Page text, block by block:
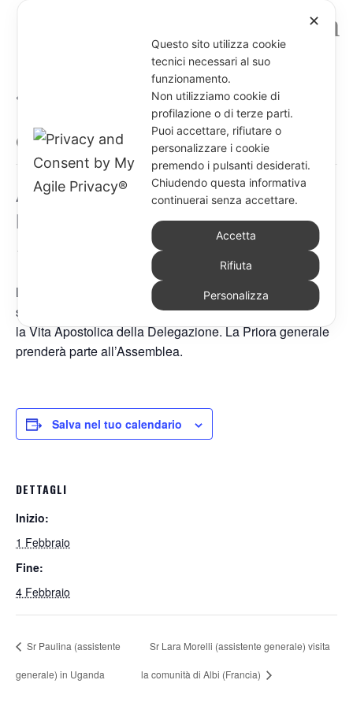
« Tutti gli Eventi
Questo evento è passato.
Assemblea Annuale della
Delegazione di Uganda
1 Febbraio 4 Febbraio
Le suore delle 3 comunità della Delegazione di Uganda
si riuniranno dal 1 al 4 Febbraio per verificare e rilanciare
la Vita Apostolica della Delegazione. La Priora generale
prenderà parte all’Assemblea.
Salva nel tuo calendario
DETTAGLI
Inizio:
1 Febbraio
Fine:
4 Febbraio
Sr Paulina (assistente
generale) in Uganda
Sr Lara Morelli (assistente generale) visita
la comunità di Albi (Francia)
✕
Questo sito utilizza cookie
tecnici necessari al suo
funzionamento.
Non utilizziamo cookie di
profilazione o di terze parti.
Puoi accettare, rifiutare o
personalizzare i cookie
premendo i pulsanti desiderati.
Chiudendo questa informativa
continuerai senza accettare.
Accetta
Rifiuta
Personalizza